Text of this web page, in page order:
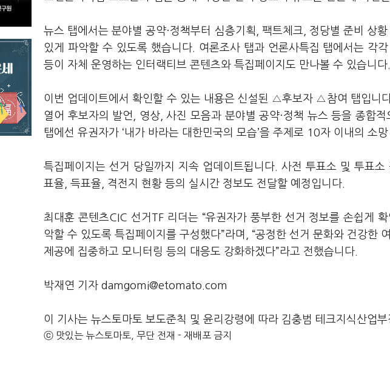
뉴스 탭에서는 분야별 공약·정책부터 심층기획, 팩트체크, 정당별 준비 상
있게 파악할 수 있도록 했습니다. 여론조사 탭과 언론사특집 탭에서는 각
등이 자체 운영하는 인터랙티브 콘텐츠와 특집페이지도 만나볼 수 있습니다.
이번 업데이트에서 확인할 수 있는 내용은 신설된 △후보자 △참여 탭입니
열어 후보자의 발언, 영상, 사진 모음과 분야별 공약·정책 뉴스 등을 종합
탭에선 유권자가 ‘내가 바라는 대한민국의 모습’을 주제로 10자 이내의 소
특집페이지는 선거 당일까지 지속 업데이트됩니다. 사전 투표소 및 투표
표율, 득표율, 격전지 현황 등의 실시간 정보도 전달할 예정입니다.
최대훈 콘텐츠CIC 선거TF 리더는 “유권자가 풍부한 선거 정보를 손쉽게
악할 수 있도록 특집페이지를 구성했다”라며, “공정한 선거 문화와 건강한
제공에 집중하고 모니터링 등의 대응도 강화하겠다”라고 전했습니다.
박재연 기자 damgomi@etomato.com
이 기사는 뉴스토마토 보도준칙 및 윤리강령에 따라 김충범 테크지식산업부
ⓒ 맛있는 뉴스토마토, 무단 전재 - 재배포 금지